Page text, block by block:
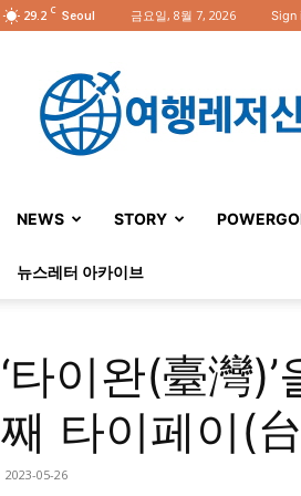
29.2 C Seoul 금요일, 8월 7, 2026 Sign
행
레
NEWS
STORY
뉴스레터 아카이브
‘타이완(臺灣
째 타이페이(
2023-05-26